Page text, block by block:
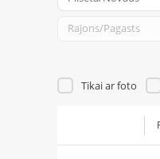
Rajons/Pagasts
Tikai ar foto